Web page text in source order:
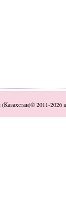
2011-2026